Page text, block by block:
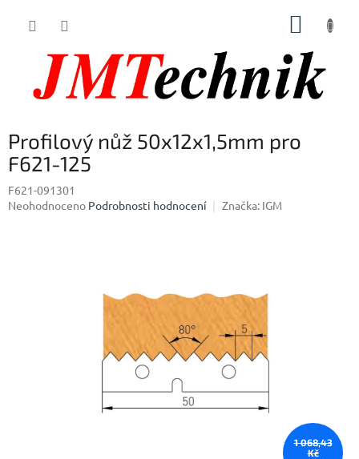
Profilový nůž 50x12x1,5mm pro
F621-125
F621-091301
Průměrné
Neohodnoceno Podrobnosti hodnocení Značka: IGM
1 068,43
Kč